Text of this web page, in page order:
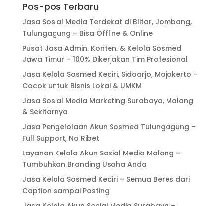
Pos-pos Terbaru
Jasa Sosial Media Terdekat di Blitar, Jombang,
Tulungagung – Bisa Offline & Online
Pusat Jasa Admin, Konten, & Kelola Sosmed
Jawa Timur – 100% Dikerjakan Tim Profesional
Jasa Kelola Sosmed Kediri, Sidoarjo, Mojokerto –
Cocok untuk Bisnis Lokal & UMKM
Jasa Sosial Media Marketing Surabaya, Malang
& Sekitarnya
Jasa Pengelolaan Akun Sosmed Tulungagung –
Full Support, No Ribet
Layanan Kelola Akun Sosial Media Malang –
Tumbuhkan Branding Usaha Anda
Jasa Kelola Sosmed Kediri – Semua Beres dari
Caption sampai Posting